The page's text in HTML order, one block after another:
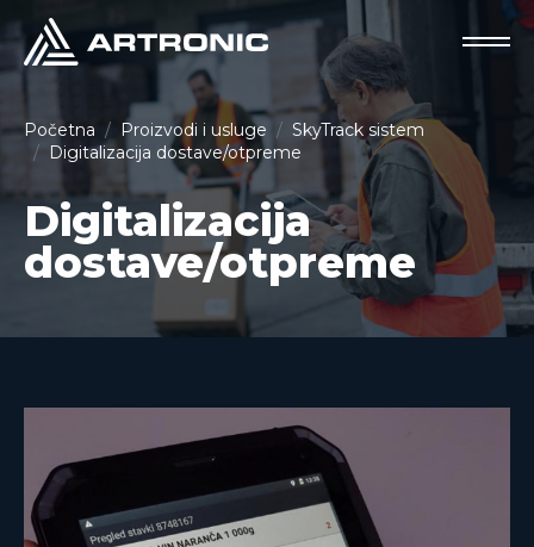
Početna Proizvodi i usluge
SkyTrack sistem
Digitalizacija dostave/otpreme
Digitalizacija
dostave/otpreme